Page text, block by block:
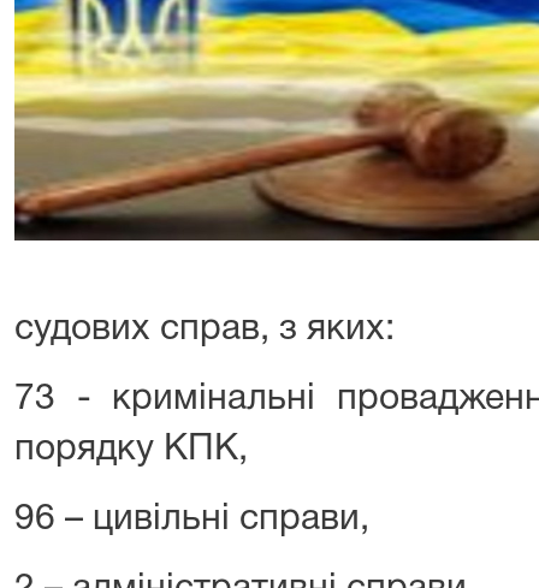
судових справ, з яких:
73 - кримінальні
порядку КПК,
96 – цивільні справи,